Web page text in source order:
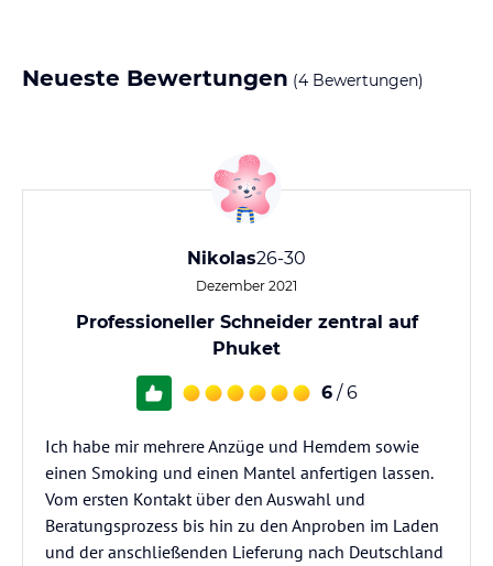
Neueste Bewertungen (4 Bewertungen)
Nikolas26-30
Dezember 2021
Professioneller Schneider zentral auf
Phuket
6 / 6
Ich habe mir mehrere Anzüge und Hemdem sowie
einen Smoking und einen Mantel anfertigen lassen.
Vom ersten Kontakt über den Auswahl und
Beratungsprozess bis hin zu den Anproben im Laden
und der anschließenden Lieferung nach Deutschland